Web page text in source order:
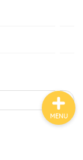
MENU